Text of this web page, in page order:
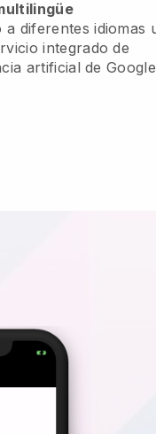
a diferentes idiomas
integrado de
artificial de